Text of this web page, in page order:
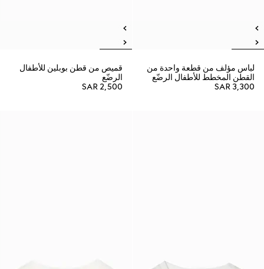
لباس مؤلف من قطعة واحدة من
القطن المخطط للأطفال الرضّع
SAR 3,300
قميص من قطن بوبلين للأطفال
الرضّع
SAR 2,500